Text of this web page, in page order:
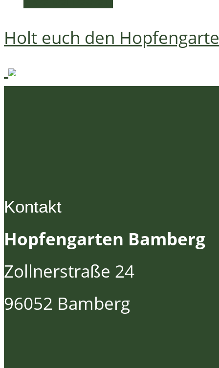
Holt euch den
Kontakt
Hopfengarten Bamberg
Zollnerstraße 24
96052 Bamberg